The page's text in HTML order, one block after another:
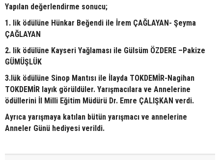
Yapılan değerlendirme sonucu;
1. lik ödülüne Hünkar Beğendi ile İrem ÇAĞLAYAN- Şeyma
ÇAĞLAYAN
2. lik ödülüne Kayseri Yağlaması ile Gülsüm ÖZDERE –Pakize
GÜMÜŞLÜK
3.lük ödülüne Sinop Mantısı ile İlayda TOKDEMİR-Nagihan
TOKDEMİR layık görüldüler. Yarışmacılara ve Annelerine
ödüllerini İl Milli Eğitim Müdürü Dr. Emre ÇALIŞKAN verdi.
Ayrıca yarışmaya katılan bütün yarışmacı ve annelerine
Anneler Günü hediyesi verildi.